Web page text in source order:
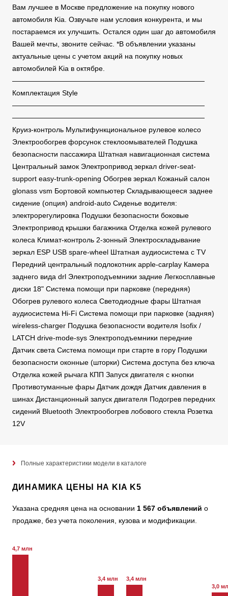
Вам лучшее в Москве предложение на покупку нового
автомобиля Kia. Озвучьте нам условия конкурента, и мы
постараемся их улучшить. Остался один шаг до автомобиля
Вашей мечты, звоните сейчас. *В объявлении указаны
актуальные цены с учетом акций на покупку новых
автомобилей Kia в октябре.
———————————————————————————
Комплектация Style
———————————————————————————
———————————————————————————
Круиз-контроль Мультифункциональное рулевое колесо
Электрообогрев форсунок стеклоомывателей Подушка
безопасности пассажира Штатная навигационная система
Центральный замок Электропривод зеркал driver-seat-
support easy-trunk-opening Обогрев зеркал Кожаный салон
glonass vsm Бортовой компьютер Складывающееся заднее
сидение (опция) android-auto Сиденье водителя:
электрорегулировка Подушки безопасности боковые
Электропривод крышки багажника Отделка кожей рулевого
колеса Климат-контроль 2-зонный Электроскладывание
зеркал ESP USB spare-wheel Штатная аудиосистема с TV
Передний центральный подлокотник apple-carplay Камера
заднего вида drl Электроподъемники задние Легкосплавные
диски 18" Система помощи при парковке (передняя)
Обогрев рулевого колеса Светодиодные фары Штатная
аудиосистема Hi-Fi Система помощи при парковке (задняя)
wireless-charger Подушка безопасности водителя Isofix /
LATCH drive-mode-sys Электроподъемники передние
Датчик света Система помощи при старте в гору Подушки
безопасности оконные (шторки) Система доступа без ключа
Отделка кожей рычага КПП Запуск двигателя с кнопки
Противотуманные фары Датчик дождя Датчик давления в
шинах Дистанционный запуск двигателя Подогрев передних
сидений Bluetooth Электрообогрев лобового стекла Розетка
12V
Полные характеристики модели в каталоге
ДИНАМИКА ЦЕНЫ НА KIA K5
Указана средняя цена на основании 1 567 объявлений о
продаже, без учета поколения, кузова и модификации.
4,7 млн
3,4 млн
3,4 млн
3,0